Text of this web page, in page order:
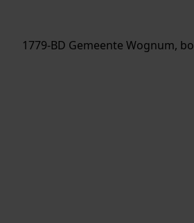
1779-BD Gemeente Wognum,